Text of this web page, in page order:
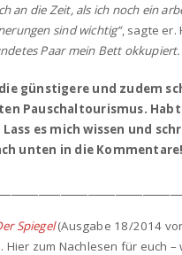
an die Zeit, als ich noch ein
sind wichtig“, sagte er.
Paar mein Bett
günstigere und zudem
Pauschaltourismus.
es mich wissen und
unten in die
Spiegel(Ausgabe 18/2014
zum Nachlesen für euch